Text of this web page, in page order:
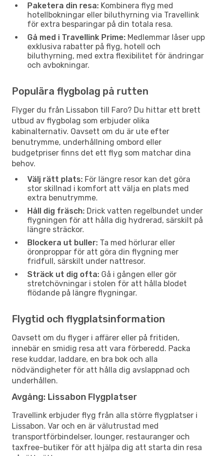
Paketera din resa: Kombinera flyg med
hotellbokningar eller biluthyrning via Travellink
för extra besparingar på din totala resa.
Gå med i Travellink Prime: Medlemmar låser upp
exklusiva rabatter på flyg, hotell och
biluthyrning, med extra flexibilitet för ändringar
och avbokningar.
Populära flygbolag på rutten
Flyger du från Lissabon till Faro? Du hittar ett brett
utbud av flygbolag som erbjuder olika
kabinalternativ. Oavsett om du är ute efter
benutrymme, underhållning ombord eller
budgetpriser finns det ett flyg som matchar dina
behov.
Välj rätt plats: För längre resor kan det göra
stor skillnad i komfort att välja en plats med
extra benutrymme.
Håll dig fräsch: Drick vatten regelbundet under
flygningen för att hålla dig hydrerad, särskilt på
längre sträckor.
Blockera ut buller: Ta med hörlurar eller
öronproppar för att göra din flygning mer
fridfull, särskilt under nattresor.
Sträck ut dig ofta: Gå i gången eller gör
stretchövningar i stolen för att hålla blodet
flödande på längre flygningar.
Flygtid och flygplatsinformation
Oavsett om du flyger i affärer eller på fritiden,
innebär en smidig resa att vara förberedd. Packa
rese kuddar, laddare, en bra bok och alla
nödvändigheter för att hålla dig avslappnad och
underhållen.
Avgång: Lissabon Flygplatser
Travellink erbjuder flyg från alla större flygplatser i
Lissabon. Var och en är välutrustad med
transportförbindelser, lounger, restauranger och
taxfree-butiker för att hjälpa dig att starta din resa